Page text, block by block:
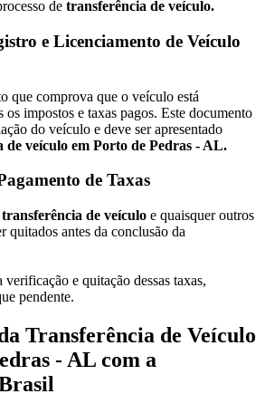
de transferência de veículo.
e Licenciamento de Veículo
que comprova que o veículo está
impostos e taxas pagos. Este documento
do veículo e deve ser apresentado
de veículo em Porto de Pedras - AL.
de Taxas
transferência de veículo e quaisquer outros
quitados antes da conclusão da
e quitação dessas taxas,
pendente.
Transferência de Veículo
- AL com a